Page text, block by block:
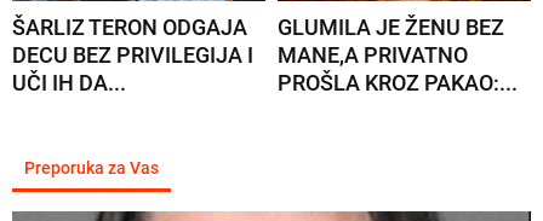
ŠARLIZ TERON ODGAJA
DECU BEZ PRIVILEGIJA I
UČI IH DA...
GLUMILA JE ŽENU BEZ
MANE,A PRIVATNO
PROŠLA KROZ PAKAO:...
Preporuka za Vas